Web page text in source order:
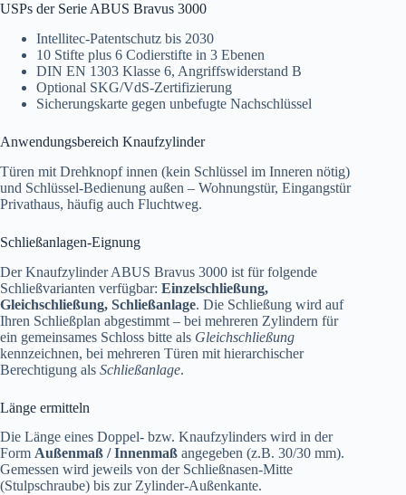
USPs der Serie ABUS Bravus 3000
Intellitec-Patentschutz bis 2030
10 Stifte plus 6 Codierstifte in 3 Ebenen
DIN EN 1303 Klasse 6, Angriffswiderstand B
Optional SKG/VdS-Zertifizierung
Sicherungskarte gegen unbefugte Nachschlüssel
Anwendungsbereich Knaufzylinder
Türen mit Drehknopf innen (kein Schlüssel im Inneren nötig)
und Schlüssel-Bedienung außen – Wohnungstür, Eingangstür
Privathaus, häufig auch Fluchtweg.
Schließanlagen-Eignung
Der Knaufzylinder ABUS Bravus 3000 ist für folgende
Schließvarianten verfügbar: Einzelschließung,
Gleichschließung, Schließanlage. Die Schließung wird auf
Ihren Schließplan abgestimmt – bei mehreren Zylindern für
ein gemeinsames Schloss bitte als Gleichschließung
kennzeichnen, bei mehreren Türen mit hierarchischer
Berechtigung als Schließanlage.
Länge ermitteln
Die Länge eines Doppel- bzw. Knaufzylinders wird in der
Form Außenmaß / Innenmaß angegeben (z.B. 30/30 mm).
Gemessen wird jeweils von der Schließnasen-Mitte
(Stulpschraube) bis zur Zylinder-Außenkante.